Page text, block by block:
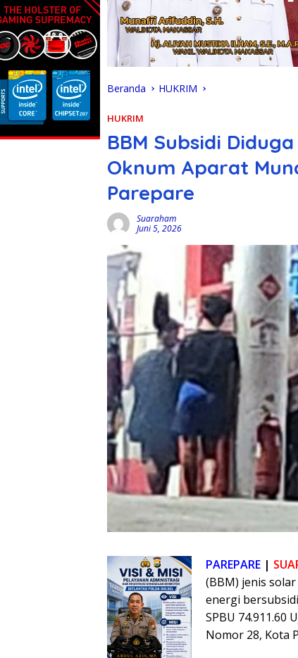
Beranda HUKRIM
HUKRIM
BBM Subsidi
Oknum Aparat
Parepare
Suaraham
Juni 5, 2026
PAREPARE |
(BBM) jenis
energi
SPBU 74.911.60
Nomor 28, Kota